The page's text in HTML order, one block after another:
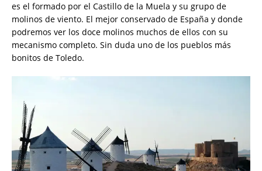
es el formado por el Castillo de la Muela y su grupo de
molinos de viento. El mejor conservado de España y donde
podremos ver los doce molinos muchos de ellos con su
mecanismo completo. Sin duda uno de los pueblos más
bonitos de Toledo.